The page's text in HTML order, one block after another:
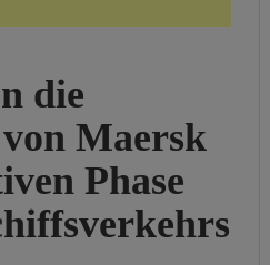
die
Maersk
Phase